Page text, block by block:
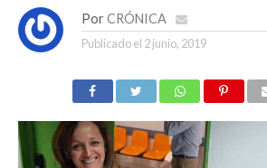
Por CRÓNICA
Publicado el 2 junio, 2019